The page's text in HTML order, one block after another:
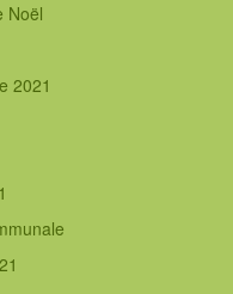
Noël
2021